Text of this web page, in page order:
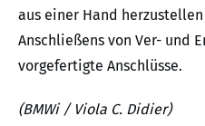
aus einer Hand
Anschließens von Ver- und
vorgefertigte Anschlüsse.
(BMWi / Viola C. Didier)